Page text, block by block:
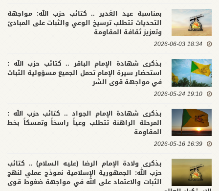
بمناسبة عيد الغدير .. كتائب حزب الله: مواجهة
التحديات تتطلب ترسيخ الوعي والثبات على المبادئ
وتعزيز ثقافة المقاومة
18:34 2026-06-03
بذكرى شهادة الإمام الباقر .. كتائب حزب الله :
استحضار سيرة الإمام تحمل الجميع مسؤولية الثبات
في مواجهة قوى الشر
19:10 2026-05-24
بذكرى شهادة الإمام الجواد .. كتائب حزب الله :
المرحلة الراهنة تتطلب وعياً راسخاً وتمسكاً بخط
المقاومة
16:39 2026-05-16
بذكرى ولادة الإمام الرضا (عليه السلام) .. كتائب
حزب الله: الجمهورية الإسلامية نموذج عملي لنهج
الثبات والاعتماد على الله في مواجهة ضغوط قوى